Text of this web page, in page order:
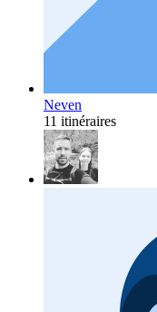
Neven
11 itinéraires